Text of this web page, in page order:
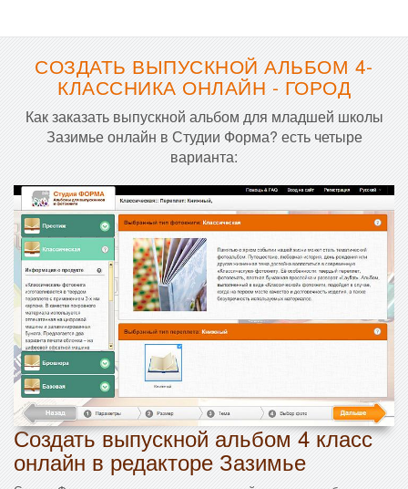
СОЗДАТЬ ВЫПУСКНОЙ АЛЬБОМ 4-
КЛАССНИКА ОНЛАЙН - ГОРОД
Как заказать выпускной альбом для младшей школы
Зазимье онлайн в Студии Форма? есть четыре
варианта:
Создать выпускной альбом 4 класс
онлайн в редакторе Зазимье